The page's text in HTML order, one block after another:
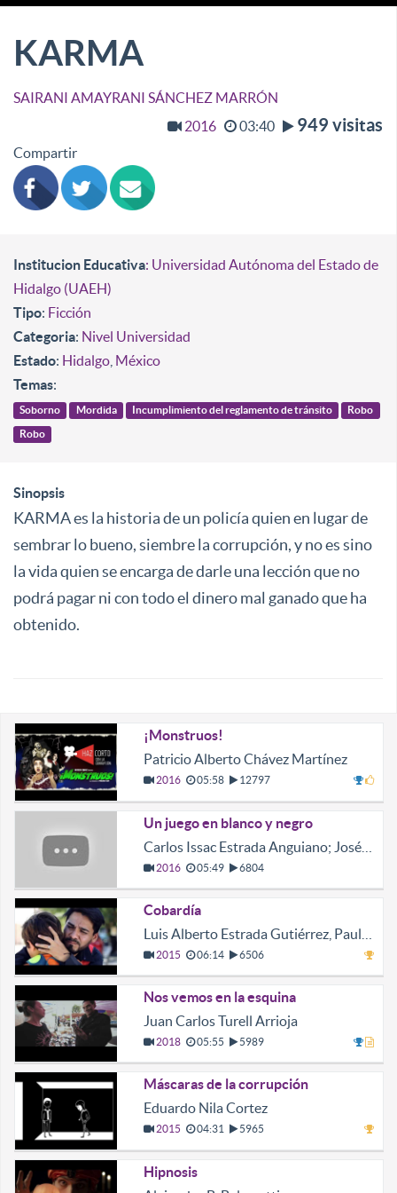
KARMA
SAIRANI AMAYRANI SÁNCHEZ MARRÓN
2016
03:40 949 visitas
Compartir
Institucion Educativa: Universidad Autónoma del Estado de
Hidalgo (UAEH)
Tipo: Ficción
Categoria: Nivel Universidad
Estado: Hidalgo México
Temas:
Soborno Mordida Incumplimiento del reglamento de tránsito Robo
Robo
Sinopsis
KARMA es la historia de un policía quien en lugar de
sembrar lo bueno, siembre la corrupción, y no es sino
la vida quien se encarga de darle una lección que no
podrá pagar ni con todo el dinero mal ganado que ha
obtenido.
¡Monstruos!
Patricio Alberto Chávez Martínez
2016 05:58 12797
Un juego en blanco y negro
Carlos Issac Estrada Anguiano; José Adrián Villarreal Cantú
2016 05:49 6804
Cobardía
2015 06:14 6506
Nos vemos en la esquina
Juan Carlos Turell Arrioja
2018 05:55 5989
Máscaras de la corrupción
Eduardo Nila Cortez
2015 04:31 5965
Hipnosis